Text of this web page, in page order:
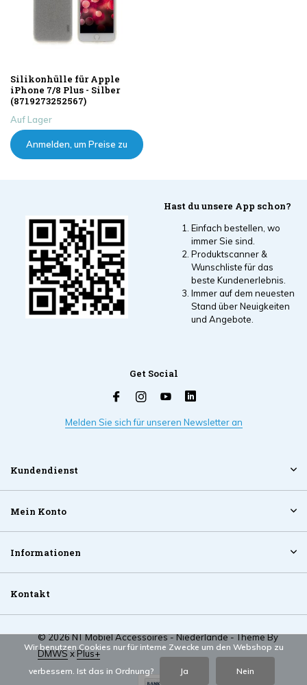
Silikonhülle für Apple
iPhone 7/8 Plus - Silber
(8719273252567)
Auf Lager
Anmelden, um Preise zu
Hast du unsere App schon?
Einfach bestellen, wo
immer Sie sind.
Produktscanner &
Wunschliste für das
beste Kundenerlebnis.
Immer auf dem neuesten
Stand über Neuigkeiten
und Angebote.
Get Social
Melden Sie sich für unseren Newsletter an
Kundendienst
Mein Konto
Informationen
Kontakt
© 2026 NT Mobiel Accessoires - Niederlande - Theme By
DMWSxPlus+
Wir benutzen Cookies nur für interne Zwecke um den Webshop zu
verbessern. Ist das in Ordnung? Ja Nein